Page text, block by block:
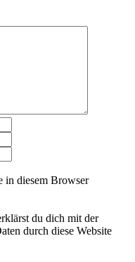
in diesem Browser
du dich mit der
durch diese Website